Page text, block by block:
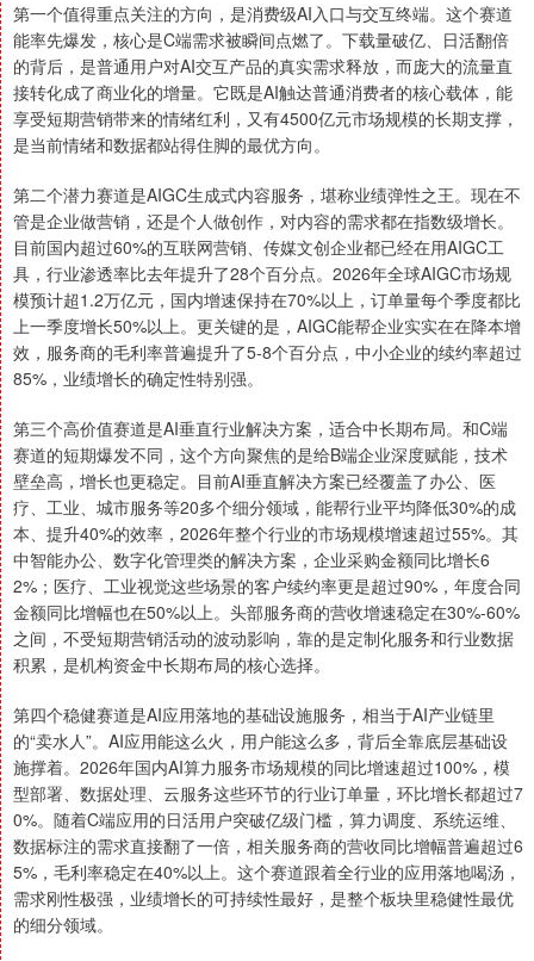
第一个值得重点关注的方向，是消费级AI入口与交互终端。这个赛道
能率先爆发，核心是C端需求被瞬间点燃了。下载量破亿、日活翻倍
的背后，是普通用户对AI交互产品的真实需求释放，而庞大的流量直
接转化成了商业化的增量。它既是AI触达普通消费者的核心载体，能
享受短期营销带来的情绪红利，又有4500亿元市场规模的长期支撑，
是当前情绪和数据都站得住脚的最优方向。
第二个潜力赛道是AIGC生成式内容服务，堪称业绩弹性之王。现在不
管是企业做营销，还是个人做创作，对内容的需求都在指数级增长。
目前国内超过60%的互联网营销、传媒文创企业都已经在用AIGC工
具，行业渗透率比去年提升了28个百分点。2026年全球AIGC市场规
模预计超1.2万亿元，国内增速保持在70%以上，订单量每个季度都比
上一季度增长50%以上。更关键的是，AIGC能帮企业实实在在降本增
效，服务商的毛利率普遍提升了5-8个百分点，中小企业的续约率超过
85%，业绩增长的确定性特别强。
第三个高价值赛道是AI垂直行业解决方案，适合中长期布局。和C端
赛道的短期爆发不同，这个方向聚焦的是给B端企业深度赋能，技术
壁垒高，增长也更稳定。目前AI垂直解决方案已经覆盖了办公、医
疗、工业、城市服务等20多个细分领域，能帮行业平均降低30%的成
本、提升40%的效率，2026年整个行业的市场规模增速超过55%。其
中智能办公、数字化管理类的解决方案，企业采购金额同比增长6
2%；医疗、工业视觉这些场景的客户续约率更是超过90%，年度合同
金额同比增幅也在50%以上。头部服务商的营收增速稳定在30%-60%
之间，不受短期营销活动的波动影响，靠的是定制化服务和行业数据
积累，是机构资金中长期布局的核心选择。
第四个稳健赛道是AI应用落地的基础设施服务，相当于AI产业链里
的“卖水人”。AI应用能这么火，用户能这么多，背后全靠底层基础设
施撑着。2026年国内AI算力服务市场规模的同比增速超过100%，模
型部署、数据处理、云服务这些环节的行业订单量，环比增长都超过7
0%。随着C端应用的日活用户突破亿级门槛，算力调度、系统运维、
数据标注的需求直接翻了一倍，相关服务商的营收同比增幅普遍超过6
5%，毛利率稳定在40%以上。这个赛道跟着全行业的应用落地喝汤，
需求刚性极强，业绩增长的可持续性最好，是整个板块里稳健性最优
的细分领域。